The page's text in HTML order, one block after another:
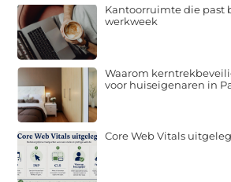
Kantoorruimte die past
werkweek
Waarom
voor huiseigenaren in
Core Web Vitals